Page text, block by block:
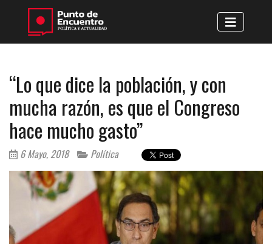
“Lo que dice la población, y con
mucha razón, es que el Congreso
hace mucho gasto”
6 Mayo, 2018 Política